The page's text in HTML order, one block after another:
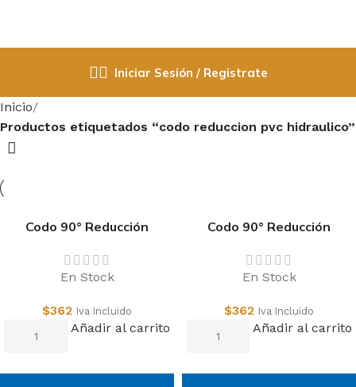
Iniciar Sesión / Registrate
Inicio
Productos etiquetados “codo reduccion pvc hidraulico”
Codo 90° Reducción
En Stock
$362 Iva Incluido
Añadir al carrito
Codo 90° Reducción
En Stock
$362 Iva Incluido
Añadir al carrito